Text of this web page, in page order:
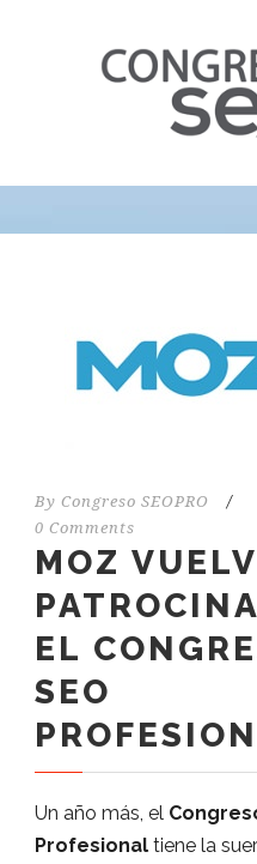
By Congreso SEOPRO
/
0 Comments
MOZ
EL
SEO
Un año más, el
Profesional tiene la